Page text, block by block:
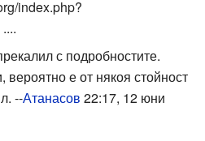
index.php?
с подробностите.
е от някоя стойност
--Атанасов 22:17, 12 юни